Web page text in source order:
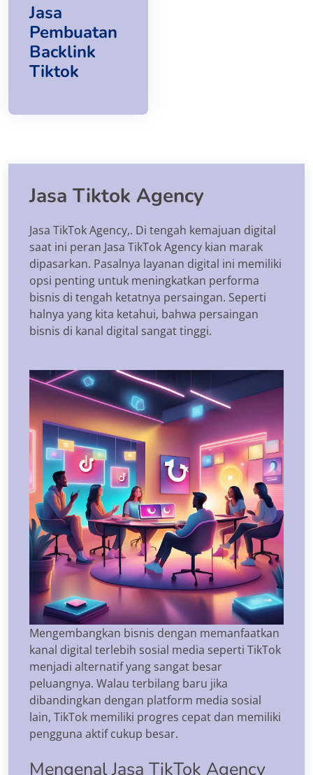
Jasa
Pembuatan
Backlink
Tiktok
Jasa Tiktok Agency
Jasa TikTok Agency,. Di tengah kemajuan digital
saat ini peran Jasa TikTok Agency kian marak
dipasarkan. Pasalnya layanan digital ini memiliki
opsi penting untuk meningkatkan performa
bisnis di tengah ketatnya persaingan. Seperti
halnya yang kita ketahui, bahwa persaingan
bisnis di kanal digital sangat tinggi.
Mengembangkan bisnis dengan memanfaatkan
kanal digital terlebih sosial media seperti TikTok
menjadi alternatif yang sangat besar
peluangnya. Walau terbilang baru jika
dibandingkan dengan platform media sosial
lain, TikTok memiliki progres cepat dan memiliki
pengguna aktif cukup besar.
Mengenal Jasa TikTok Agency